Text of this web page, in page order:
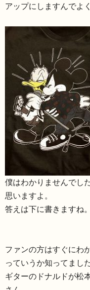
アップにしますんでよ
僕はわかりませんでした
思いますよ。
答えは下に書きますね。
ファンの方はすぐにわ
っていうか知ってまし
ギターのドナルドが松